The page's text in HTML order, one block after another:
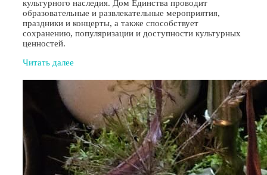
культурного наследия. Дом Единства проводит
образовательные и развлекательные мероприятия,
праздники и концерты, а также способствует
сохранению, популяризации и доступности культурных
ценностей.
Читать далее